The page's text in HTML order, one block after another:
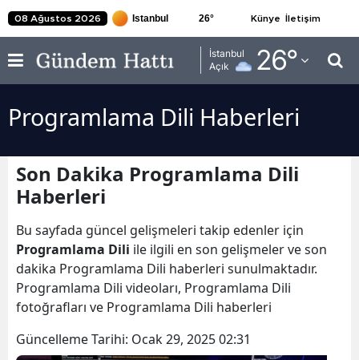
08 Ağustos 2026 26° Künye İletişim
İstanbul
Açık
26°
Adana
Adıyaman
Afyonkarahisar
Amasya
Antalya
Artvin
Aydın
Balıkesir
Programlama Dili Haberleri
Son Dakika Programlama Dili
Haberleri
Bu sayfada güncel gelişmeleri takip edenler için
Programlama Dili ile ilgili en son gelişmeler ve son
dakika Programlama Dili haberleri sunulmaktadır.
Programlama Dili videoları, Programlama Dili
fotoğrafları ve Programlama Dili haberleri
Güncelleme Tarihi: Ocak 29, 2025 02:31